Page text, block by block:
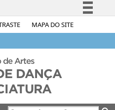
MAPA DO SITE
Simplifique!
Acesso à informação
Legislação
de Artes
DANÇA